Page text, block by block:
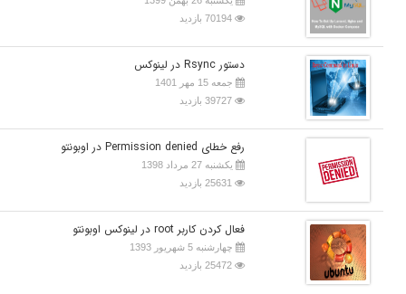
70194 بازدید
دستور Rsync در لینوکس
جمعه 15 مهر 1401
39727 بازدید
رفع خطای Permission denied در اوبونتو
یکشنبه 27 مرداد 1398
25631 بازدید
فعال کردن کاربر root در لینوکس اوبونتو
چهارشنبه 5 شهریور 1393
25472 بازدید